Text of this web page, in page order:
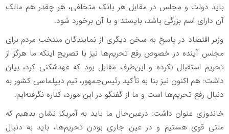
باید دولت و مجلس در مقابل هر بانک متخلفی، هر چقدر هم مالک
آن دارای اسم بزرگی باشد، بایستد و با آن برخورد شود.
وزیر اقتصاد در پاسخ به سخن دیگری از نمایندگان منتخب مردم برای
مجلس آینده در خصوص رفع تحریم‌ها نیز با تصریح اینکه ما هرگز از
تحریم استقبال نکرده و این‌طرف مقابل بود که عهدشکنی کرد، بیان
داشت: هم اکنون نیز بنا به تأکید رئیس‌جمهور، تیم دیپلماسی کشور به
دنبال رفع تحریم‌ها است و ما از گفتگو در این مورد، کناره نگرفته‌ایم.
خاندوزی عنوان داشت: درعین‌حال ما باید به آمریکا نشان بدهیم که
ملتی قوی هستیم و در عین جاری بودن تحریم‌ها، باید به دنبال